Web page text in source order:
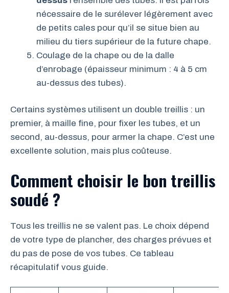
nécessaire de le surélever légèrement avec
de petits cales pour qu’il se situe bien au
milieu du tiers supérieur de la future chape.
Coulage de la chape ou de la dalle
d’enrobage (épaisseur minimum : 4 à 5 cm
au-dessus des tubes).
Certains systèmes utilisent un double treillis : un
premier, à maille fine, pour fixer les tubes, et un
second, au-dessus, pour armer la chape. C’est une
excellente solution, mais plus coûteuse.
Comment choisir le bon treillis
soudé ?
Tous les treillis ne se valent pas. Le choix dépend
de votre type de plancher, des charges prévues et
du pas de pose de vos tubes. Ce tableau
récapitulatif vous guide.